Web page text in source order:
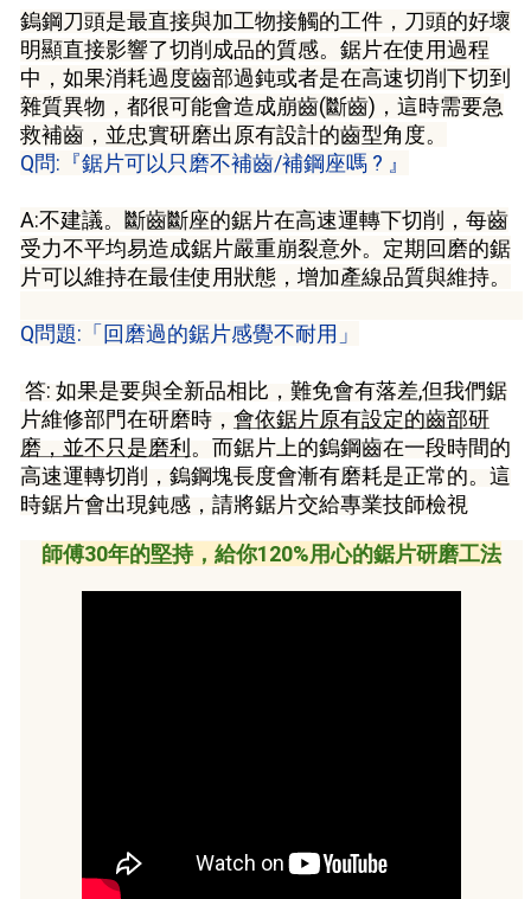
鎢鋼刀頭是最直接與加工物接觸的工件，刀頭的好壞
明顯直接影響了切削成品的質感。 鋸片在使用過程
中，如果消耗過度齒部過鈍或者是在高速切削下切到
雜質異物，都很可能會造成崩齒(斷齒)，這時需要急
救補齒，並忠實研磨出原有設計的齒型角度。
Q問:『鋸片可以只磨不補齒/補鋼座嗎 ? 』
A:不建議。斷齒斷座的鋸片在高速運轉下切削，每齒
受力不平均易造成鋸片嚴重崩裂意外。定期回磨的鋸
片可以維持在最佳使用狀態，增加產線品質與維持。
Q問題:「回磨過的鋸片感覺不耐用」
答: 如果是要與全新品相比，難免會有落差,但我們鋸
片維修部門在研磨時， 會依鋸片原有設定的齒部研
磨，並不只是磨利。而鋸片上的鎢鋼齒在一段時間的
高速運轉切削，鎢鋼塊長度會漸有磨耗是正常的。這
時鋸片會出現鈍感，請將鋸片交給專業技師檢視
師傅30年的堅持，給你120%用心的鋸片研磨工法